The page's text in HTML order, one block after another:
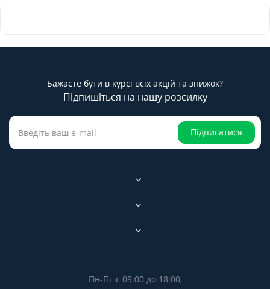
Бажаєте бути в курсі всіх акцій та знижок?
Підпишіться на нашу розсилку
Підписатися
Пн-Пт с 09:00 до 18:00,